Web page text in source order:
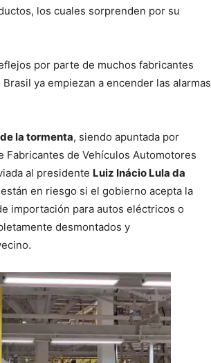
los cuales sorprenden por su
por parte de muchos fabricantes
ya empiezan a encender las alarmas
la tormenta, siendo apuntada por
de Vehículos Automotores
al presidente Luiz Inácio Lula da
en riesgo si el gobierno acepta la
importación para autos eléctricos o
desmontados y